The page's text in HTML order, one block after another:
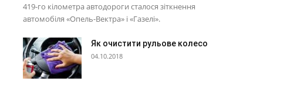
419-го кілометра автодороги сталося зіткнення
автомобіля «Опель-Вектра» і «Газелі».
Як очистити рульове колесо
04.10.2018